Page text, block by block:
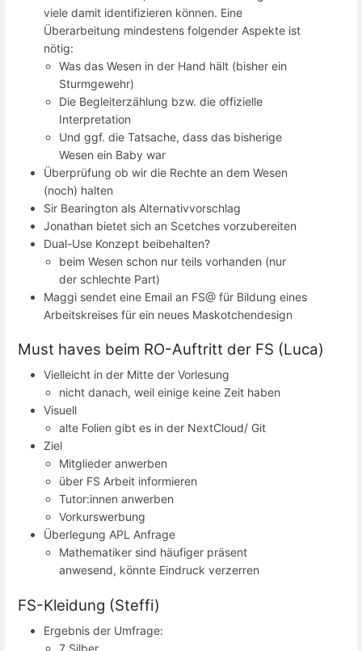
viele damit identifizieren können. Eine
Überarbeitung mindestens folgender Aspekte ist
nötig:
Was das Wesen in der Hand hält (bisher ein
Sturmgewehr)
Die Begleiterzählung bzw. die offizielle
Interpretation
Und ggf. die Tatsache, dass das bisherige
Wesen ein Baby war
Überprüfung ob wir die Rechte an dem Wesen
(noch) halten
Sir Bearington als Alternativvorschlag
Jonathan bietet sich an Scetches vorzubereiten
Dual-Use Konzept beibehalten?
beim Wesen schon nur teils vorhanden (nur
der schlechte Part)
Maggi sendet eine Email an FS@ für Bildung eines
Arbeitskreises für ein neues Maskotchendesign
Must haves beim RO-Auftritt der FS (Luca)
Vielleicht in der Mitte der Vorlesung
nicht danach, weil einige keine Zeit haben
Visuell
alte Folien gibt es in der NextCloud/ Git
Ziel
Mitglieder anwerben
über FS Arbeit informieren
Tutor:innen anwerben
Vorkurswerbung
Überlegung APL Anfrage
Mathematiker sind häufiger präsent
anwesend, könnte Eindruck verzerren
FS-Kleidung (Steffi)
Ergebnis der Umfrage:
7 Silber